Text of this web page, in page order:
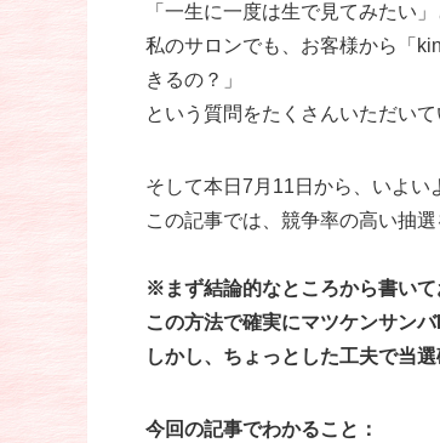
「一生に一度は生で見てみたい
私のサロンでも、お客様から「
きるの？」
という質問をたくさんいただいて
そして本日7月11日から、いよい
この記事では、競争率の高い抽
※まず結論的なところから書いて
この方法で確実にマツケンサン
しかし、ちょっとした工夫で当
今回の記事でわかること：